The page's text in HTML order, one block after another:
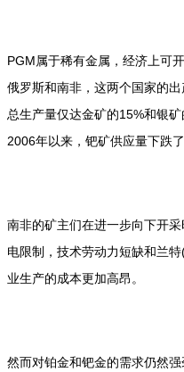
PGM属于稀有金属，经济上可
俄罗斯和南非，这两个国家的
总生产量仅达金矿的15%和银
2006年以来，钯矿供应量下跌
南非的矿主们在进一步向下开
电限制，技术劳动力短缺和兰
业生产的成本更加高昂。
然而对铂金和钯金的需求仍然